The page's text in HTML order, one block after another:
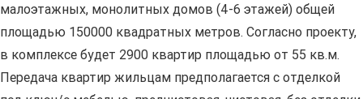
малоэтажных, монолитных домов (4-6 этажей) общей
площадью 150000 квадратных метров. Согласно проекту,
в комплексе будет 2900 квартир площадью от 55 кв.м.
Передача квартир жильцам предполагается с отделкой